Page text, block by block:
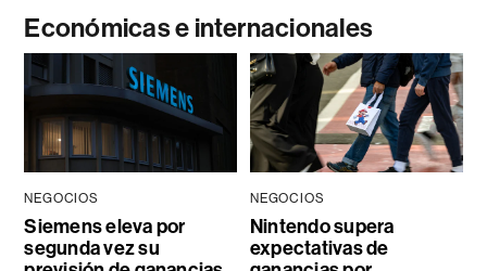
Económicas e internacionales
NEGOCIOS
Siemens eleva por
segunda vez su
NEGOCIOS
Nintendo supera
expectativas de